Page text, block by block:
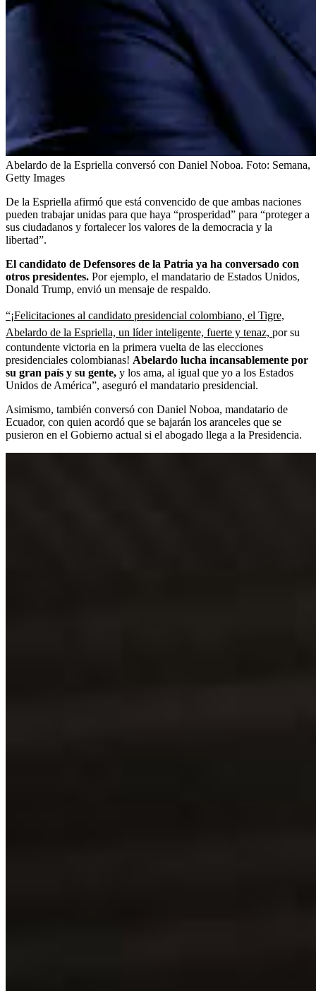
Abelardo de la Espriella conversó con Daniel Noboa. Foto: Semana,
Getty Images
De la Espriella afirmó que está convencido de que ambas naciones
pueden trabajar unidas para que haya “prosperidad” para “proteger a
sus ciudadanos y fortalecer los valores de la democracia y la
libertad”.
El candidato de Defensores de la Patria ya ha conversado con
otros presidentes. Por ejemplo, el mandatario de Estados Unidos,
Donald Trump, envió un mensaje de respaldo.
“¡Felicitaciones al candidato presidencial colombiano, el Tigre,
Abelardo de la Espriella, un líder inteligente, fuerte y tenaz, por su
contundente victoria en la primera vuelta de las elecciones
presidenciales colombianas! Abelardo lucha incansablemente por
su gran país y su gente, y los ama, al igual que yo a los Estados
Unidos de América”, aseguró el mandatario presidencial.
Asimismo, también conversó con Daniel Noboa, mandatario de
Ecuador, con quien acordó que se bajarán los aranceles que se
pusieron en el Gobierno actual si el abogado llega a la Presidencia.